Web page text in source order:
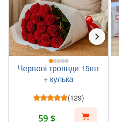
Червоні троянди 15шт
+ кулька
(129)
59 $